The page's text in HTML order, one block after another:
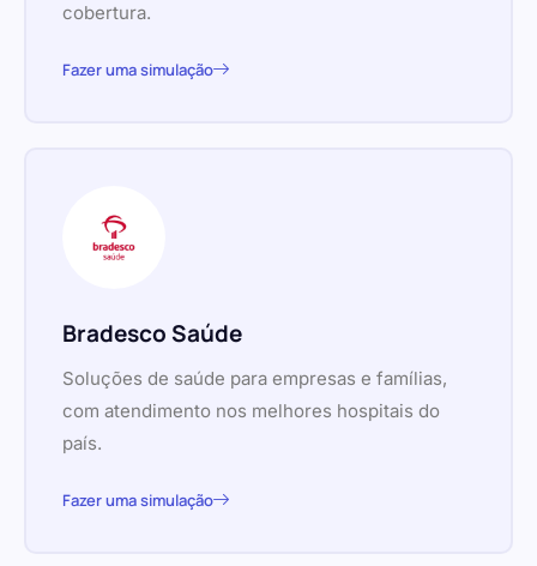
cobertura.
Fazer uma simulação
Bradesco Saúde
Soluções de saúde para empresas e famílias,
com atendimento nos melhores hospitais do
país.
Fazer uma simulação